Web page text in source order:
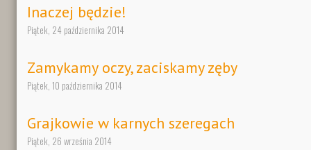
Inaczej będzie!
Piątek, 24 października 2014
Zamykamy oczy, zaciskamy zęby
Piątek, 10 października 2014
Grajkowie w karnych szeregach
Piątek, 26 września 2014